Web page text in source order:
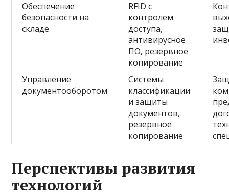
Обеспечение
безопасности на
складе
RFID с
контролем
доступа,
антивирусное
ПО, резервное
копирование
Управление
документооборотом
Системы
классификации
и защиты
документов,
резервное
копирование
Перспективы развития
технологий